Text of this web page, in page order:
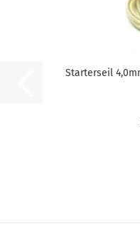
Starterseil